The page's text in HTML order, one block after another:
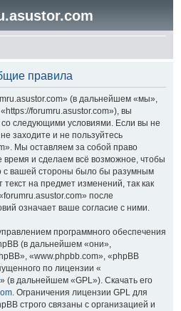
правила
(в дальнейшем «мы»,
forumru.asustor.com»), вы
со следующими условиями. Если вы не
заходите и не пользуйтесь
Мы оставляем за собой право
время и сделаем всё возможное, чтобы
с вашей стороны было бы разумным
текст на предмет изменений, так как
после
означает ваше согласие с ними.
программного обеспечения
(в дальнейшем «они»,
«www.phpbb.com», «phpBB
по лицензии «
» (в дальнейшем «GPL»). Скачать его
. Ограничения лицензии GPL для
строго связаны с организацией и